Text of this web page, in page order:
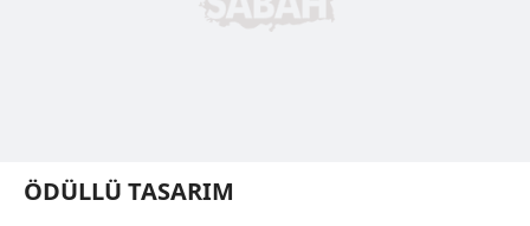
ÖDÜLLÜ TASARIM